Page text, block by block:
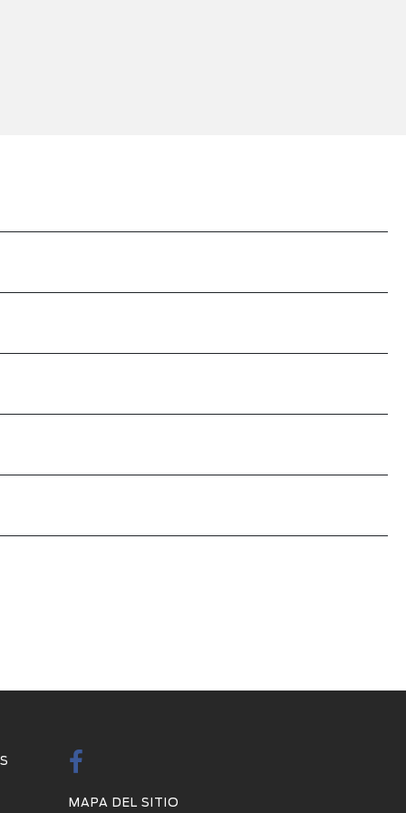
MAPA DEL SITIO